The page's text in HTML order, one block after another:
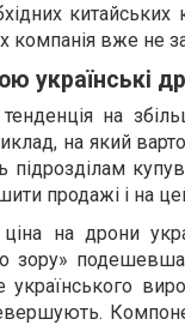
компанія вже не
українські
на
на який
підрозділам
продажі і на
на дрони
зору»
українського